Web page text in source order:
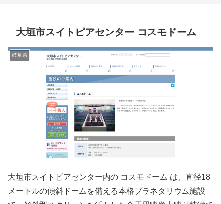
大垣市スイトピアセンター コスモドーム
岐阜県
大垣市スイトピアセンター内の コスモドーム は、直径18
メートルの傾斜ドームを備える本格プラネタリウム施設